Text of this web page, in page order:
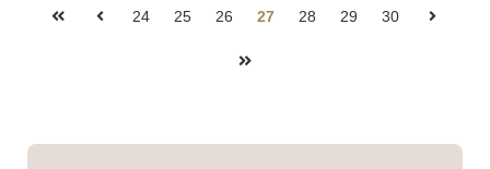
24 25 26 27 28 29 30